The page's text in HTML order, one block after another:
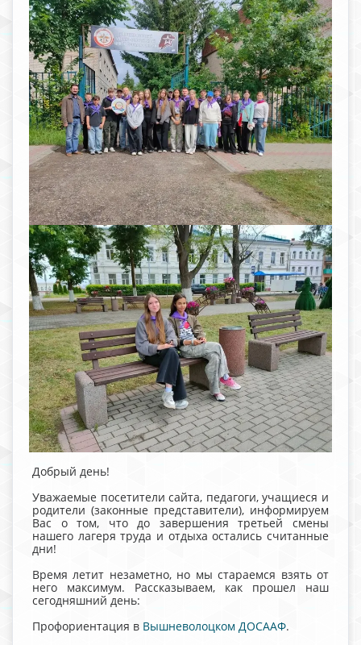
Добрый день!
Уважаемые посетители сайта, педагоги, учащиеся и
родители (законные представители), информируем
Вас о том, что до завершения третьей смены
нашего лагеря труда и отдыха остались считанные
дни!
Время летит незаметно, но мы стараемся взять от
него максимум. Рассказываем, как прошел наш
сегодняшний день:
Профориентация в Вышневолоцком ДОСААФ.